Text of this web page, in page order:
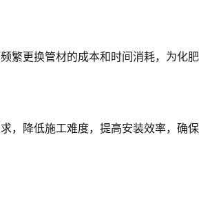
繁更换管材的成本和时间消耗，为化肥
，降低施工难度，提高安装效率，确保